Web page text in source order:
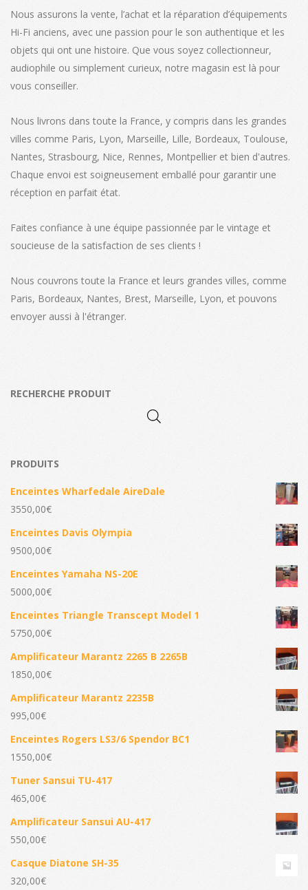
Nous assurons la vente, l’achat et la réparation d’équipements
Hi-Fi anciens, avec une passion pour le son authentique et les
objets qui ont une histoire. Que vous soyez collectionneur,
audiophile ou simplement curieux, notre magasin est là pour
vous conseiller.
Nous livrons dans toute la France, y compris dans les grandes
villes comme Paris, Lyon, Marseille, Lille, Bordeaux, Toulouse,
Nantes, Strasbourg, Nice, Rennes, Montpellier et bien d'autres.
Chaque envoi est soigneusement emballé pour garantir une
réception en parfait état.
Faites confiance à une équipe passionnée par le vintage et
soucieuse de la satisfaction de ses clients !
Nous couvrons toute la France et leurs grandes villes, comme
Paris, Bordeaux, Nantes, Brest, Marseille, Lyon, et pouvons
envoyer aussi à l'étranger.
RECHERCHE PRODUIT
PRODUITS
Enceintes Wharfedale AireDale
3550,00€
Enceintes Davis Olympia
9500,00€
Enceintes Yamaha NS-20E
5000,00€
Enceintes Triangle Transcept Model 1
5750,00€
Amplificateur Marantz 2265 B 2265B
1850,00€
Amplificateur Marantz 2235B
995,00€
Enceintes Rogers LS3/6 Spendor BC1
1550,00€
Tuner Sansui TU-417
465,00€
Amplificateur Sansui AU-417
550,00€
Casque Diatone SH-35
320,00€